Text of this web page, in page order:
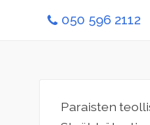
050 596 2112
Paraisten